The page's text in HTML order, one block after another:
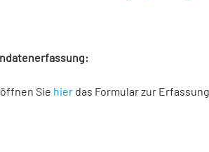
Sie hier das Formular zur